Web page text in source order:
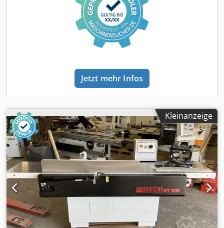
Jetzt mehr Infos
Kleinanzeige